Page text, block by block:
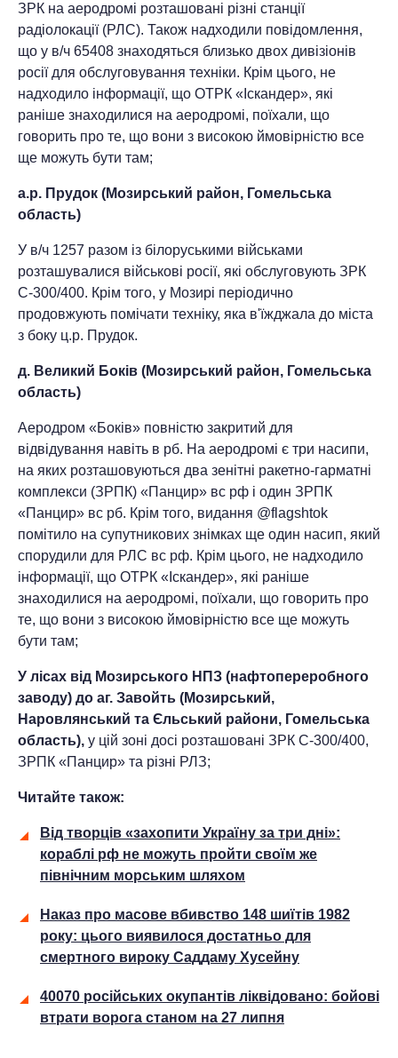
ЗРК на аеродромі розташовані різні станції
радіолокації (РЛС). Також надходили повідомлення,
що у в/ч 65408 знаходяться близько двох дивізіонів
росії для обслуговування техніки. Крім цього, не
надходило інформації, що ОТРК «Іскандер», які
раніше знаходилися на аеродромі, поїхали, що
говорить про те, що вони з високою ймовірністю все
ще можуть бути там;
а.р. Прудок (Мозирський район, Гомельська
область)
У в/ч 1257 разом із білоруськими військами
розташувалися військові росії, які обслуговують ЗРК
С-300/400. Крім того, у Мозирі періодично
продовжують помічати техніку, яка в'їжджала до міста
з боку ц.р. Прудок.
д. Великий Боків (Мозирський район, Гомельська
область)
Аеродром «Боків» повністю закритий для
відвідування навіть в рб. На аеродромі є три насипи,
на яких розташовуються два зенітні ракетно-гарматні
комплекси (ЗРПК) «Панцир» вс рф і один ЗРПК
«Панцир» вс рб. Крім того, видання @flagshtok
помітило на супутникових знімках ще один насип, який
спорудили для РЛС вс рф. Крім цього, не надходило
інформації, що ОТРК «Іскандер», які раніше
знаходилися на аеродромі, поїхали, що говорить про
те, що вони з високою ймовірністю все ще можуть
бути там;
У лісах від Мозирського НПЗ (нафтопереробного
заводу) до аг. Завойть (Мозирський,
Наровлянський та Єльський райони, Гомельська
область), у цій зоні досі розташовані ЗРК С-300/400,
ЗРПК «Панцир» та різні РЛЗ;
Читайте також:
Від творців «захопити Україну за три дні»:
кораблі рф не можуть пройти своїм же
північним морським шляхом
Наказ про масове вбивство 148 шиїтів 1982
року: цього виявилося достатньо для
смертного вироку Саддаму Хусейну
40070 російських окупантів ліквідовано: бойові
втрати ворога станом на 27 липня